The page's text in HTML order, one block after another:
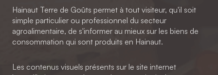
Hainaut Terre de Goûts permet à tout visiteur, qu'il soit
simple particulier ou professionnel du secteur
agroalimentaire, de s'informer au mieux sur les biens de
consommation qui sont produits en Hainaut.
Les contenus visuels présents sur le site internet